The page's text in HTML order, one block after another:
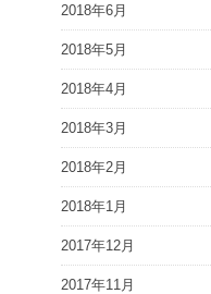
2018年6月
2018年5月
2018年4月
2018年3月
2018年2月
2018年1月
2017年12月
2017年11月